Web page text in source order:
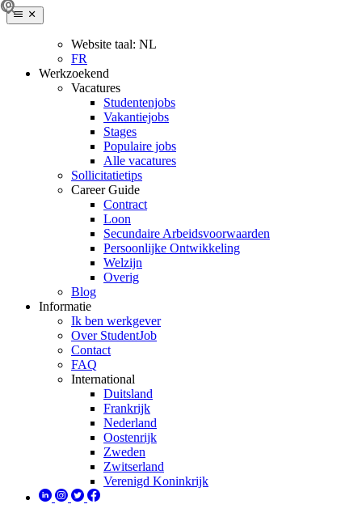
Website taal: NL
FR
Werkzoekend
Vacatures
Studentenjobs
Vakantiejobs
Stages
Populaire jobs
Alle vacatures
Sollicitatietips
Career Guide
Contract
Loon
Secundaire Arbeidsvoorwaarden
Persoonlijke Ontwikkeling
Welzijn
Overig
Blog
Informatie
Ik ben werkgever
Over StudentJob
Contact
FAQ
International
Duitsland
Frankrijk
Nederland
Oostenrijk
Zweden
Zwitserland
Verenigd Koninkrijk